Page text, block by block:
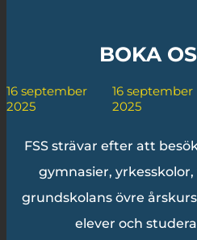
BOKA
16 september
2025
16 september
2025
FSS strävar efter att
gymnasier,
grundskolans övre
elever och